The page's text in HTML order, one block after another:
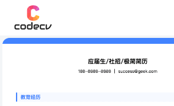
Java后端开发工程
应届生/社招/极简简历
188-8888-8888 ｜ codecv@163.com